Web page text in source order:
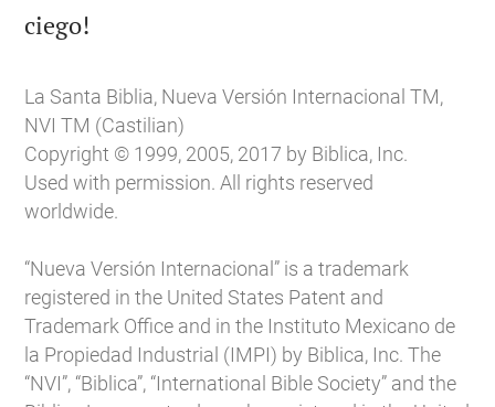
ciego!
La Santa Biblia, Nueva Versión Internacional TM,
NVI TM (Castilian)
Copyright © 1999, 2005, 2017 by Biblica, Inc.
Used with permission. All rights reserved
worldwide.
“Nueva Versión Internacional” is a trademark
registered in the United States Patent and
Trademark Office and in the Instituto Mexicano de
la Propiedad Industrial (IMPI) by Biblica, Inc. The
“NVI”, “Biblica”, “International Bible Society” and the